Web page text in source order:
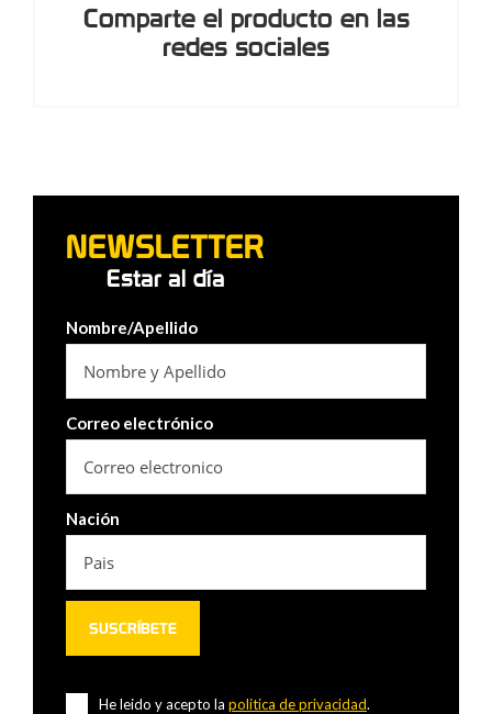
Comparte el producto en las
redes sociales
NEWSLETTER
Estar al día
Nombre/Apellido
Correo electrónico
Nación
He leido y acepto la politica de privacidad.